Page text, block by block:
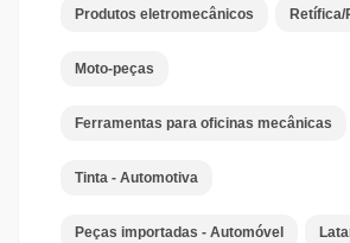
Produtos eletromecânicos Retífica/
Moto-peças
Ferramentas para oficinas mecânicas
Tinta - Automotiva
Peças importadas - Automóvel